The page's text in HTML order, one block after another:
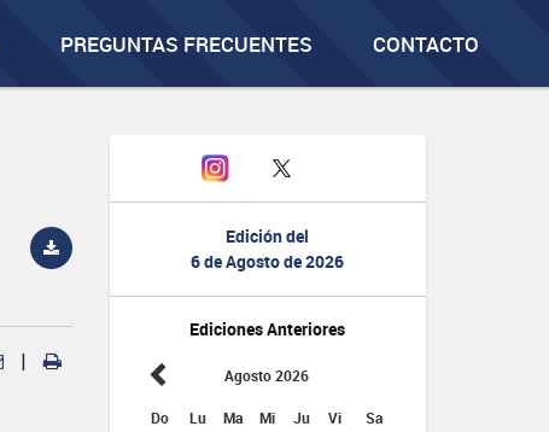
PREGUNTAS FRECUENTES CONTACTO
Edición del
6 de Agosto de 2026
Ediciones Anteriores
Agosto 2026
Do Lu Ma Mi Ju Vi Sa
|